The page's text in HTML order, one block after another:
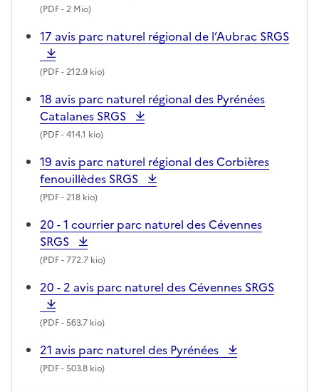
(PDF- 2 Mio)
17 avis parc naturel régional de l’Aubrac SRGS
(PDF- 212.9 kio)
18 avis parc naturel régional des Pyrénées
Catalanes SRGS
(PDF- 414.1 kio)
19 avis parc naturel régional des Corbières
fenouillèdes SRGS
(PDF- 218 kio)
20 - 1 courrier parc naturel des Cévennes
SRGS
(PDF- 772.7 kio)
20 - 2 avis parc naturel des Cévennes SRGS
(PDF- 563.7 kio)
21 avis parc naturel des Pyrénées
(PDF- 503.8 kio)